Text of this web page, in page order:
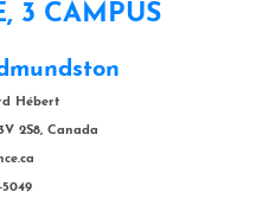
3 CAMPUS
Hébert
2S8, Canada